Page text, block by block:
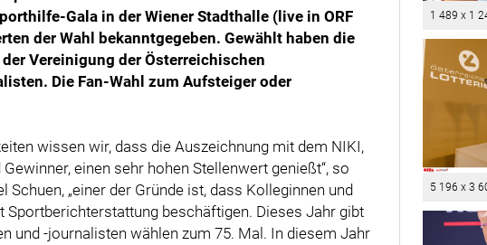
Gala in der Wiener Stadthalle (live in ORF
der Wahl bekanntgegeben. Gewählt haben die
Vereinigung der Österreichischen
Die Fan-Wahl zum Aufsteiger oder
wissen wir, dass die Auszeichnung mit dem NIKI,
einen sehr hohen Stellenwert genießt“, so
„einer der Gründe ist, dass Kolleginnen und
Sportberichterstattung beschäftigen. Dieses Jahr gibt
und -journalisten wählen zum 75. Mal. In diesem Jahr
1 489 x 1
5 196 x 3